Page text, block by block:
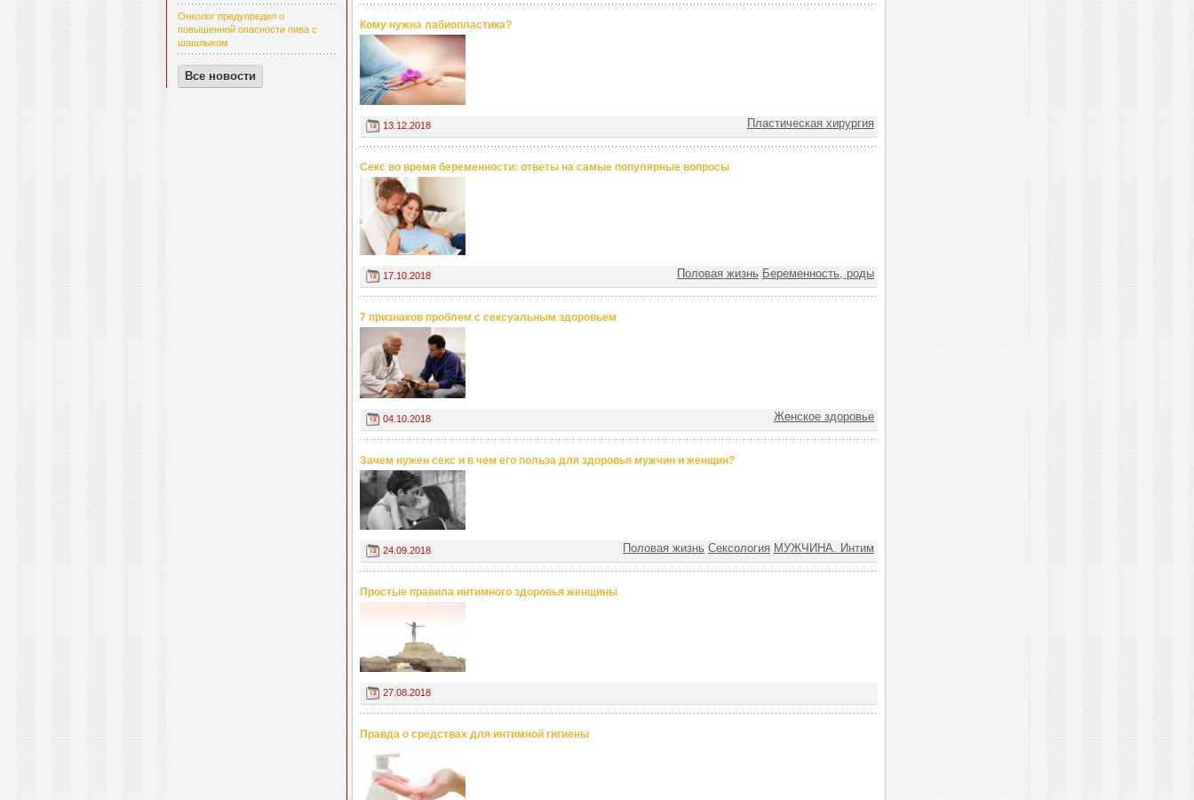
Онколог предупредил о
повышенной опасности пива с
шашлыком
Все новости
Кому нужна лабиопластика?
13.12.2018 Пластическая хирургия
Секс во время беременности: ответы на самые популярные вопросы
17.10.2018 Половая жизнь Беременность, роды
7 признаков проблем с сексуальным здоровьем
04.10.2018 Женское здоровье
Зачем нужен секс и в чем его польза для здоровья мужчин и женщин?
24.09.2018 Половая жизнь Сексология МУЖЧИНА. Интим
Простые правила интимного здоровья женщины
27.08.2018
Правда о средствах для интимной гигиены